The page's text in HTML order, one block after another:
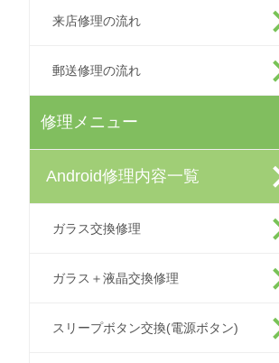
来店修理の流れ
郵送修理の流れ
修理メニュー
Android修理内容一覧
ガラス交換修理
ガラス＋液晶交換修理
スリープボタン交換(電源ボタン)